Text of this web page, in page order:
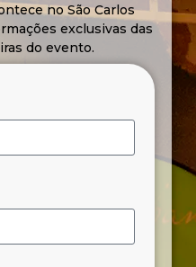
no São Carlos
exclusivas das
do evento.